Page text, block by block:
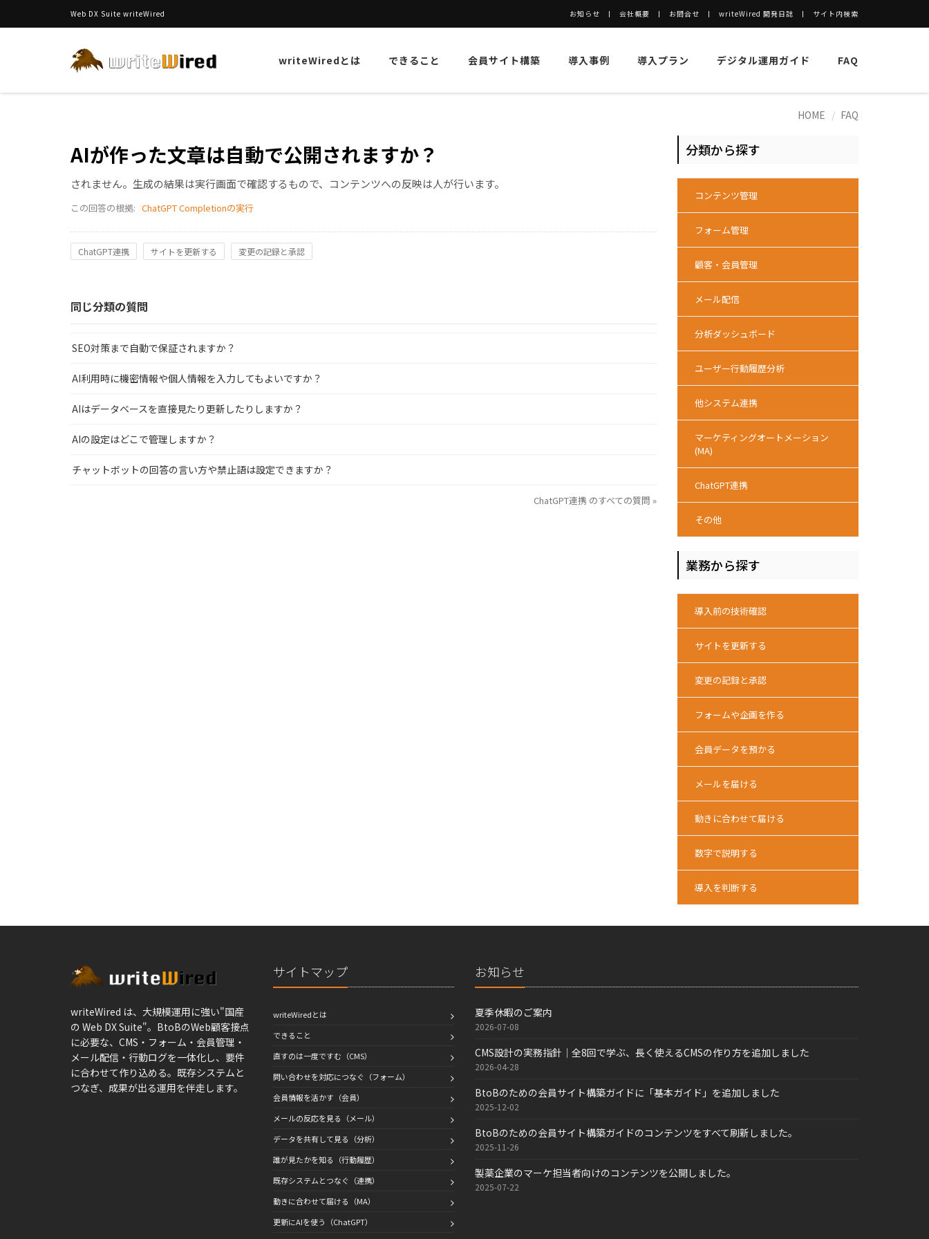
Web DX Suite writeWired お知らせ 会社概要 お問合せ writeWired 開発日誌 サイト内検索
writeWiredとは できること 会員サイト構築 導入事例 導入プラン デジタル運用ガイド FAQ
HOME FAQ
AIが作った文章は自動で公開されますか？
されません。生成の結果は実行画面で確認するもので、コンテンツへの反映は人が行います。
この回答の根拠: ChatGPT Completionの実行
ChatGPT連携 サイトを更新する 変更の記録と承認
同じ分類の質問
SEO対策まで自動で保証されますか？
AI利用時に機密情報や個人情報を入力してもよいですか？
AIはデータベースを直接見たり更新したりしますか？
AIの設定はどこで管理しますか？
チャットボットの回答の言い方や禁止語は設定できますか？
ChatGPT連携 のすべての質問 »
分類から探す
コンテンツ管理
フォーム管理
顧客・会員管理
メール配信
分析ダッシュボード
ユーザー行動履歴分析
他システム連携
マーケティングオートメーション
(MA)
ChatGPT連携
その他
業務から探す
導入前の技術確認
サイトを更新する
変更の記録と承認
フォームや企画を作る
会員データを預かる
メールを届ける
動きに合わせて届ける
数字で説明する
導入を判断する
writeWired は、大規模運用に強い"国産
の Web DX Suite"。BtoBのWeb顧客接点
に必要な、CMS・フォーム・会員管理・
メール配信・行動ログを一体化し、要件
に合わせて作り込める。既存システムと
つなぎ、成果が出る運用を伴走します。
サイトマップ
writeWiredとは
できること
直すのは一度ですむ（CMS）
問い合わせを対応につなぐ（フォーム）
会員情報を活かす（会員）
メールの反応を見る（メール）
データを共有して見る（分析）
誰が見たかを知る（行動履歴）
既存システムとつなぐ（連携）
動きに合わせて届ける（MA）
更新にAIを使う（ChatGPT）
お知らせ
夏季休暇のご案内
2026-07-08
CMS設計の実務指針｜全8回で学ぶ、長く使えるCMSの作り方を追加しました
2026-04-28
BtoBのための会員サイト構築ガイドに「基本ガイド」を追加しました
2025-12-02
BtoBのための会員サイト構築ガイドのコンテンツをすべて刷新しました。
2025-11-26
製薬企業のマーケ担当者向けのコンテンツを公開しました。
2025-07-22